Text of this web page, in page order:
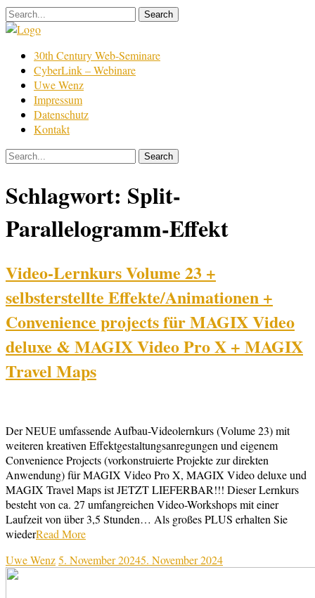
Skip
to
Film
Bearbeitung
30th Century Web-Seminare
CyberLink – Webinare
Uwe Wenz
Impressum
Datenschutz
Kontakt
Schlagwort: Split-
Parallelogramm-Effekt
Video-Lernkurs Volume 23 +
selbsterstellte Effekte/Animationen +
Convenience projects für MAGIX Video
deluxe & MAGIX Video Pro X + MAGIX
Travel Maps
Der NEUE umfassende Aufbau-Videolernkurs (Volume 23) mit
weiteren kreativen Effektgestaltungsanregungen und eigenem
Convenience Projects (vorkonstruierte Projekte zur direkten
Anwendung) für MAGIX Video Pro X, MAGIX Video deluxe und
MAGIX Travel Maps ist JETZT LIEFERBAR!!! Dieser Lernkurs
besteht von ca. 27 umfangreichen Video-Workshops mit einer
Laufzeit von über 3,5 Stunden… Als großes PLUS erhalten Sie
wiederRead More
Uwe Wenz5. November 20245. November 2024